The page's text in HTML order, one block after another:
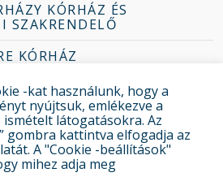
KÓRHÁZ ÉS
SZAKRENDELŐ
KÓRHÁZ
KÓRHÁZ
RENDELŐINTÉZET
-kat használunk, hogy a
nyújtsuk, emlékezve a
látogatásokra. Az
gombra kattintva elfogadja az
A "Cookie -beállítások"
mihez adja meg